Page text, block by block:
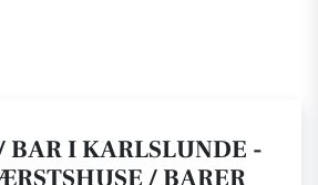
BAR I KARLSLUNDE -
/ BARER